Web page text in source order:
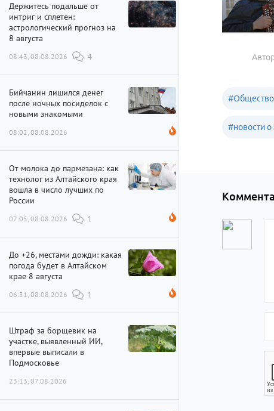
Держитесь подальше от
интриг и сплетен:
астрологический прогноз на
8 августа
08:43, 08.08.2026 4
Бийчанин лишился денег
после ночных посиделок с
новыми знакомыми
08:02, 08.08.2026
От молока до пармезана: как
технолог из Алтайского края
вошла в число лучших по
России
07:05, 08.08.2026 1
До +26, местами дожди: какая
погода будет в Алтайском
крае 8 августа
06:31, 08.08.2026 1
Штраф за борщевик на
участке, выявленный ИИ,
впервые выписали в
Подмосковье
23:13, 07.08.2026
#
#новости